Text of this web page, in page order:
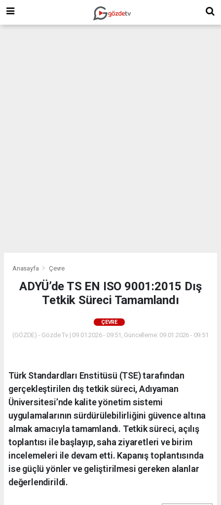
Anasayfa Çevre
ADYÜ’de TS EN ISO 9001:2015 Dış
Tetkik Süreci Tamamlandı
ÇEVRE
(GÖZDE) - Gözde Tv | 09.01.2026 - 09:51, Güncelleme: 09.01.2026 - 09:51
Türk Standardları Enstitüsü (TSE) tarafından
gerçekleştirilen dış tetkik süreci, Adıyaman
Üniversitesi’nde kalite yönetim sistemi
uygulamalarının sürdürülebilirliğini güvence altına
almak amacıyla tamamlandı. Tetkik süreci, açılış
toplantısı ile başlayıp, saha ziyaretleri ve birim
incelemeleri ile devam etti. Kapanış toplantısında
ise güçlü yönler ve geliştirilmesi gereken alanlar
değerlendirildi.